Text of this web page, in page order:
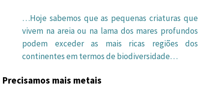
…Hoje sabemos que as pequenas criaturas que
vivem na areia ou na lama dos mares profundos
podem exceder as mais ricas regiões dos
continentes em termos de biodiversidade…
Precisamos mais metais